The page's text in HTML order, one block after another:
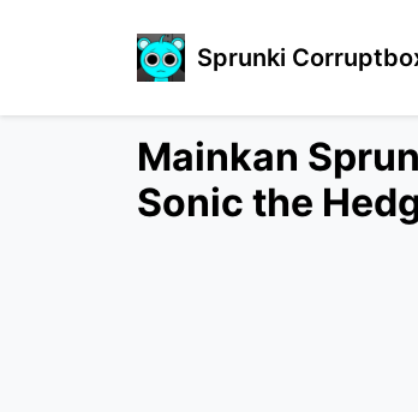
Sprunki
Mainkan
Sonic the